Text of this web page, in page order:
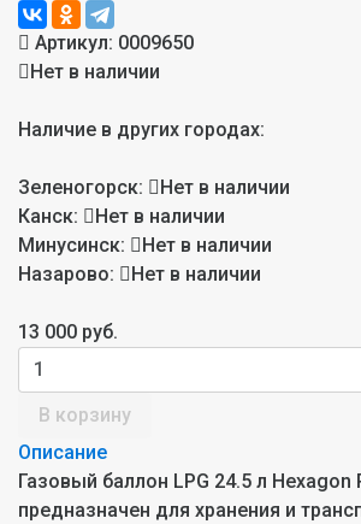
Артикул: 0009650
Нет в наличии
Наличие в других городах:
Зеленогорск:
Нет в наличии
Канск:
Нет в наличии
Минусинск:
Нет в наличии
Назарово:
Нет в наличии
13 000 руб.
В корзину
Описание
Газовый баллон LPG 24.5 л
предназначен для хранения и